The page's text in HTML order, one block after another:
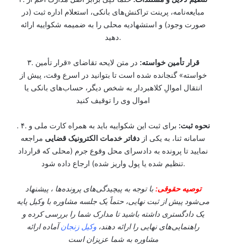
مبایعه‌نامه، پرینت تراکنش‌های بانکی، استعلام اداره ثبت (در
صورت وجود) و استشهادیه محلی را به ضمیمه شکواییه ارائه
دهید.
۳. قرار تأمین خواسته: در متن لایحه تقاضای «قرار تأمین
خواسته» گنجانده شده است تا بتوانید در اسرع وقت، پیش از
انتقال اموالِ کلاهبردار به شخص دیگر، حساب‌های بانکی یا
اموال وی را توقیف کنید
. ۴. نحوه ثبت: برای ثبت این شکواییه باید به همراه کارت ملی و
سامانه ثنا، به یکی از دفاتر خدمات الکترونیک قضایی مراجعه
نمایید تا پرونده به دادسرای محل وقوع جرم (محلی که قرارداد
تنظیم شده یا پول واریز شده) ارجاع داده شود.
توصیه حقوقی: با توجه به پیچیدگی‌های پرونده‌ها ، پیشنهاد
می‌شود پیش از ثبت نهایی، حتماً یک جلسه مشاوره با وکیل پایه
یک دادگستری داشته باشید تا مدارک شما را بررسی کرده و
راهنمایی‌های نهایی را ارائه دهند، وکیل زنجانآماده ارائه
مشاوره به شما عزیزان است